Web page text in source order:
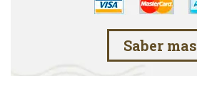
Saber mas